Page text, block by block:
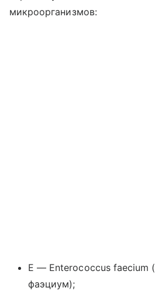
микроорганизмов:
E — Enterococcus faecium (
фаэциум);